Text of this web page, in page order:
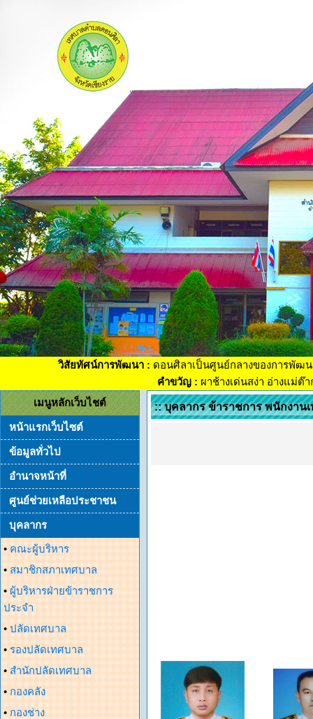
วิสัยทัศน์การพัฒนา : ดอนศิลาเป็นศูนย์กลางของการพัฒ
คำขวัญ : ผาช้างเด่นสง่า อ่างแม่ต๊
เมนูหลักเว็บไชต์
หน้าแรกเว็บไซต์
ข้อมูลทั่วไป
อำนาจหน้าที่
ศูนย์ช่วยเหลือประชาชน
บุคลากร
• คณะผู้บริหาร
• สมาชิกสภาเทศบาล
• ผู้บริหารฝ่ายข้าราชการ
ประจำ
• ปลัดเทศบาล
• รองปลัดเทศบาล
• สำนักปลัดเทศบาล
• กองคลัง
• กองช่าง
:: บุคลากร ข้าราชการ พนักงาน